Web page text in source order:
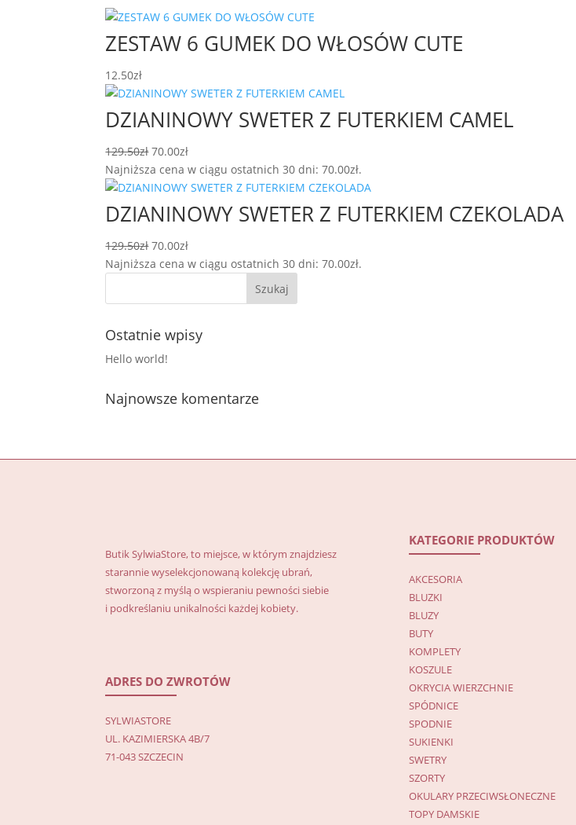
ZESTAW 6 GUMEK DO WŁOSÓW CUTE
12.50zł
DZIANINOWY SWETER Z FUTERKIEM CAMEL
129.50złPierwotna
cena
wynosiła:
129.50zł.
70.00złAktualna
cena
wynosi:
70.00zł.
Najniższa cena w ciągu ostatnich 30 dni:70.00zł.
DZIANINOWY SWETER Z FUTERKIEM CZEKOLADA
129.50złPierwotna
cena
70.00złAktualna
cena
Najniższa cena w ciągu ostatnich 30 dni:70.00zł.
Ostatnie wpisy
Hello world!
Najnowsze komentarze
Butik SylwiaStore, to miejsce, w którym znajdziesz
starannie wyselekcjonowaną kolekcję ubrań,
stworzoną z myślą o wspieraniu pewności siebie
i podkreślaniu unikalności każdej kobiety.
ADRES DO ZWROTÓW
SYLWIASTORE
UL. KAZIMIERSKA 4B/7
71-043 SZCZECIN
KATEGORIE PRODUKTÓW
AKCESORIA
BLUZKI
BLUZY
BUTY
KOMPLETY
KOSZULE
OKRYCIA WIERZCHNIE
SPÓDNICE
SPODNIE
SUKIENKI
SWETRY
SZORTY
OKULARY PRZECIWSŁONECZNE
TOPY DAMSKIE